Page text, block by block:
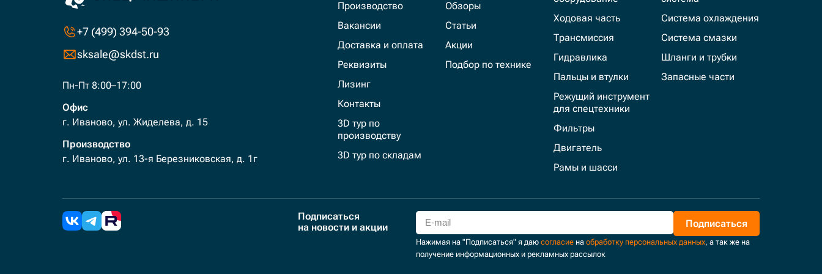
+7 (499) 394-50-93
sksale@skdst.ru
Пн-Пт 8:00–17:00
Офис
г. Иваново, ул. Жиделева, д. 15
Производство
г. Иваново, ул. 13-я Березниковская, д. 1г
Производство
Вакансии
Доставка и оплата
Реквизиты
Лизинг
Контакты
3D тур по
производству
3D тур по складам
Обзоры
Статьи
Акции
Подбор по технике
Ходовая часть
Трансмиссия
Гидравлика
Пальцы и втулки
Режущий инструмент
для спецтехники
Фильтры
Двигатель
Рамы и шасси
Система охлаждения
Система смазки
Шланги и трубки
Запасные части
Подписаться
на новости и акции
Подписаться
Нажимая на "Подписаться" я даю согласиена обработку персональных данных, а так же на
получение информационных и рекламных рассылок